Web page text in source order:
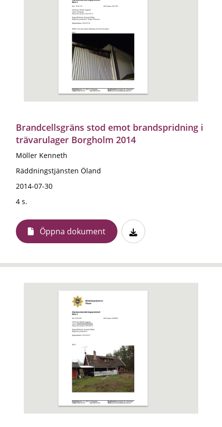
Brandcellsgräns stod emot brandspridning i
trävarulager Borgholm 2014
Möller Kenneth
Räddningstjänsten Öland
2014-07-30
4 s.
Öppna dokument